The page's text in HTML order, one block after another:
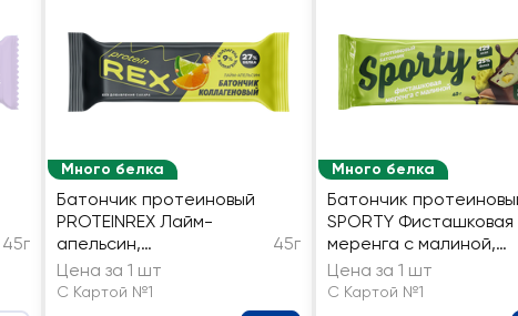
45г
Много белка
Батончик протеиновый
PROTEINREX Лайм-
апельсин,
глазированный
45г
Цена за 1 шт
С Картой №1
Много белка
Батончик
SPORTY Фисташковая
меренга с малиной,
глазированный
Цена за 1 шт
С Картой №1